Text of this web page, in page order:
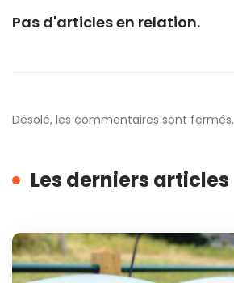
Pas d'articles en relation.
Désolé, les commentaires sont fermés.
Les derniers articles